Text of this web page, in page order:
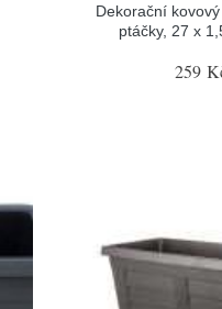
Dekorační
ptáčky, 27 x
259